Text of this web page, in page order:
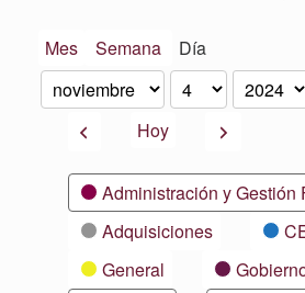
Mes Semana Día
Mes
Día
Año
AnteriorHoy Siguiente
CategoríasAdministración y Gestión
Adquisiciones
General